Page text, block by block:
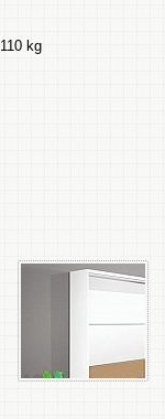
110 kg